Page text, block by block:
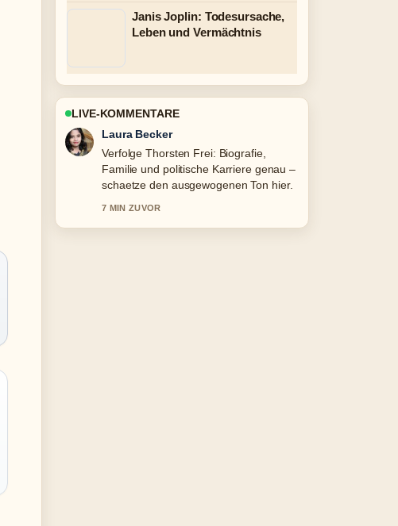
Janis Joplin: Todesursache,
Leben und Vermächtnis
LIVE-KOMMENTARE
Nico Hoffmann
Hilfreicher Kontext zu Martin Suter
privat: Familie, Wohnort, Krankheit
&#038;.... Bitte haltet diesen Liveticker